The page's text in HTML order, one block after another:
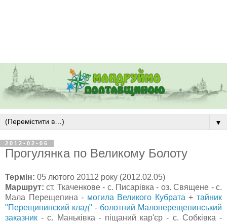
▼
2012-02-06
Прогулянка по Великому Болоту
Термін: 05 лютого 20112 року (2012.02.05)
Маршрут: ст. Ткаченкове - с. Писарівка - оз. Священе - с.
Мала Перещепина - могила Великого Кубрата +тайник
"Перещипинский клад" - болотний Малоперещепинський
заказник - с. Маньківка - піщаний кар'єр - с. Собківка -